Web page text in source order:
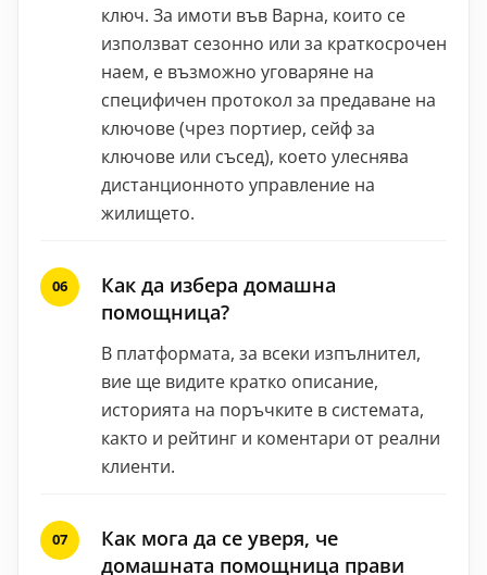
ключ. За имоти във Варна, които се
използват сезонно или за краткосрочен
наем, е възможно уговаряне на
специфичен протокол за предаване на
ключове (чрез портиер, сейф за
ключове или съсед), което улеснява
дистанционното управление на
жилището.
Как да избера домашна
помощница?
В платформата, за всеки изпълнител,
вие ще видите кратко описание,
историята на поръчките в системата,
както и рейтинг и коментари от реални
клиенти.
Как мога да се уверя, че
домашната помощница прави